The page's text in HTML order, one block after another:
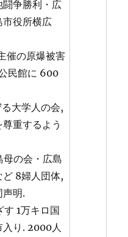
争勝利・広
市役所横広
催の原爆被害
民館に 600
大学人の会,
重するよう
の会・広島
ど 8婦人団体,
声明.
1万キロ国
入り. 2000人